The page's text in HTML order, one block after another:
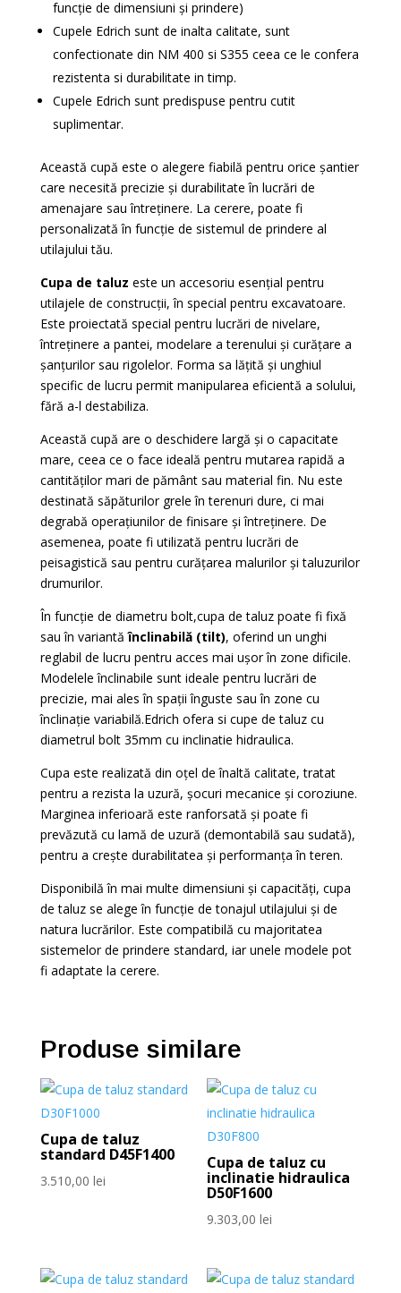
funcție de dimensiuni și prindere)
Cupele Edrich sunt de inalta calitate, sunt
confectionate din NM 400 si S355 ceea ce le confera
rezistenta si durabilitate in timp.
Cupele Edrich sunt predispuse pentru cutit
suplimentar.
Această cupă este o alegere fiabilă pentru orice șantier
care necesită precizie și durabilitate în lucrări de
amenajare sau întreținere. La cerere, poate fi
personalizată în funcție de sistemul de prindere al
utilajului tău.
Cupa de taluz este un accesoriu esențial pentru
utilajele de construcții, în special pentru excavatoare.
Este proiectată special pentru lucrări de nivelare,
întreținere a pantei, modelare a terenului și curățare a
șanțurilor sau rigolelor. Forma sa lățită și unghiul
specific de lucru permit manipularea eficientă a solului,
fără a-l destabiliza.
Această cupă are o deschidere largă și o capacitate
mare, ceea ce o face ideală pentru mutarea rapidă a
cantităților mari de pământ sau material fin. Nu este
destinată săpăturilor grele în terenuri dure, ci mai
degrabă operațiunilor de finisare și întreținere. De
asemenea, poate fi utilizată pentru lucrări de
peisagistică sau pentru curățarea malurilor și taluzurilor
drumurilor.
În funcție de diametru bolt,cupa de taluz poate fi fixă
sau în variantăînclinabilă (tilt), oferind un unghi
reglabil de lucru pentru acces mai ușor în zone dificile.
Modelele înclinabile sunt ideale pentru lucrări de
precizie, mai ales în spații înguste sau în zone cu
înclinație variabilă.Edrich ofera si cupe de taluz cu
diametrul bolt 35mm cu inclinatie hidraulica.
Cupa este realizată din oțel de înaltă calitate, tratat
pentru a rezista la uzură, șocuri mecanice și coroziune.
Marginea inferioară este ranforsată și poate fi
prevăzută cu lamă de uzură (demontabilă sau sudată),
pentru a crește durabilitatea și performanța în teren.
Disponibilă în mai multe dimensiuni și capacități, cupa
de taluz se alege în funcție de tonajul utilajului și de
natura lucrărilor. Este compatibilă cu majoritatea
sistemelor de prindere standard, iar unele modele pot
fi adaptate la cerere.
Produse similare
Cupa de taluz
standard D45F1400
3.510,00 lei
Cupa de taluz cu
inclinatie hidraulica
D50F1600
9.303,00lei